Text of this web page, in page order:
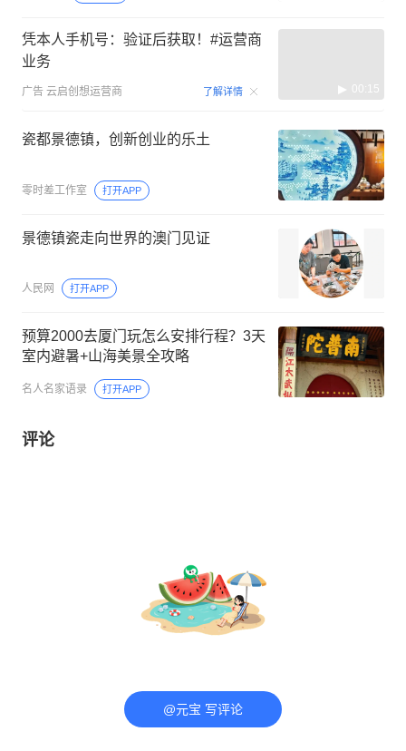
凭本人手机号：验证后获取！#运营商
业务
广告 云启创想运营商 了解详情 00:15
瓷都景德镇，创新创业的乐土
零时差工作室 打开APP
景德镇瓷走向世界的澳门见证
人民网 打开APP
预算2000去厦门玩怎么安排行程？3天
室内避暑+山海美景全攻略
名人名家语录 打开APP
评论
@元宝 写评论